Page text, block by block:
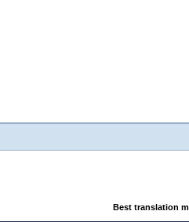
Best translation